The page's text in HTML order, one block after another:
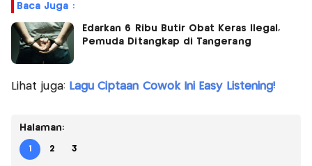
Baca Juga :
Edarkan 6 Ribu Butir Obat Keras Ilegal,
Pemuda Ditangkap di Tangerang
Lihat juga: Lagu Ciptaan Cowok Ini Easy Listening!
Halaman:
1 2 3